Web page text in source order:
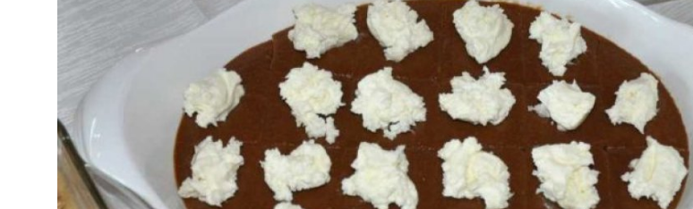
Yöresel Tarifler & Ev Yemekleri
Gıda Güvenliği & Sağlık
İçecek Kültürü & Rehberleri
Popüler Kültür & Mutfak Tarihi
Mutfak Temizliği & Pratik Bilgiler